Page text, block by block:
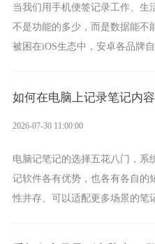
当我们用手机便签记录工作、生
不是功能的多少，而是数据能不
被困在iOS生态中，安卓各品牌
如何在电脑上记录笔记内
2026-07-30 11:00:00
电脑记笔记的选择五花八门，系
记软件各有优势，也各有各自的
性并存、可以适配更多场景的笔